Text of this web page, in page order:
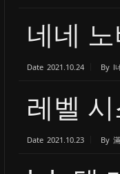
네네
Date 2021.10.24 By l
레벨
Date 2021.10.23 By